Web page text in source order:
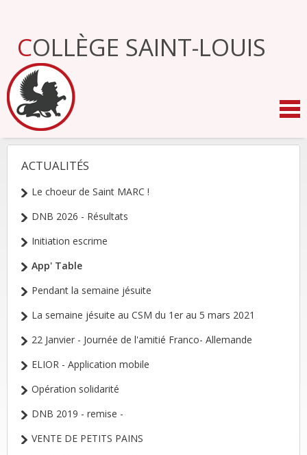
Aller
navigation
COLLÈGE SAINT-LOUIS
NAVIGATION
ACTUALITÉS
Le choeur de Saint MARC !
DNB 2026 - Résultats
Initiation escrime
App' Table
Pendant la semaine jésuite
La semaine jésuite au CSM du 1er au 5 mars 2021
22 Janvier - Journée de l'amitié Franco- Allemande
ELIOR - Application mobile
Opération solidarité
DNB 2019 - remise -
VENTE DE PETITS PAINS